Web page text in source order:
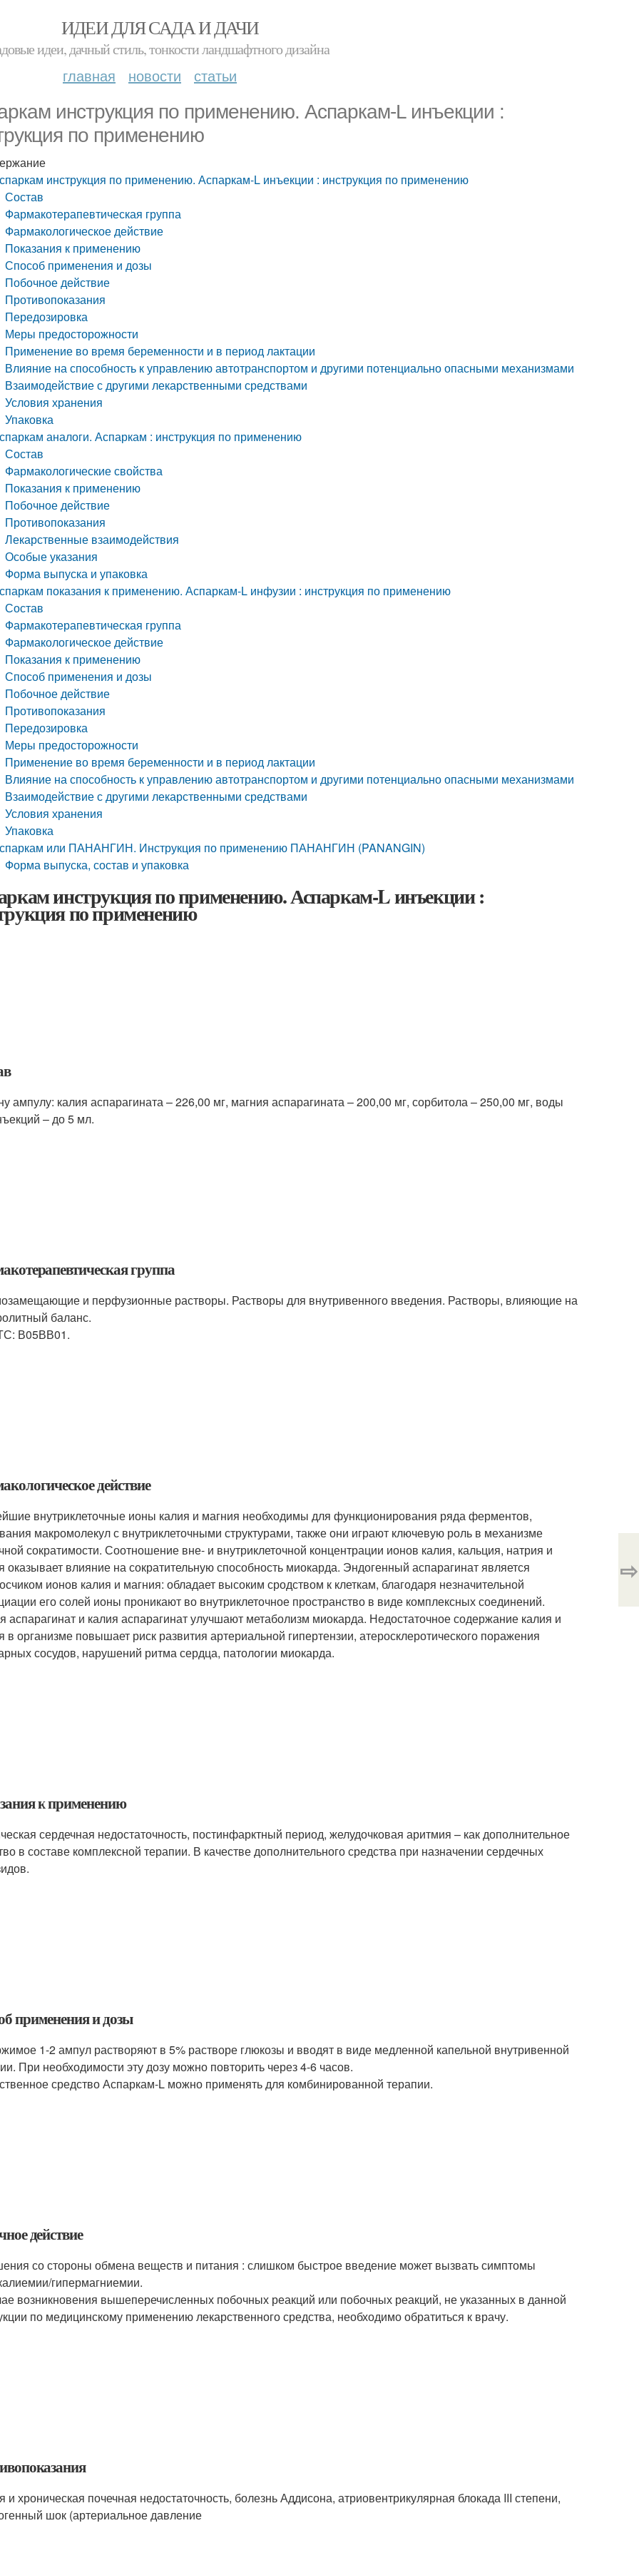
ИДЕИ ДЛЯ САДА И ДАЧИ
идеи, дачный стиль, тонкости ландшафтного дизайна
главная новости статьи
инструкция по применению. Аспаркам-L инъекции :
по применению
инструкция по применению. Аспаркам-L инъекции : инструкция по применению
Состав
Фармакотерапевтическая группа
Фармакологическое действие
Показания к применению
Способ применения и дозы
Побочное действие
Противопоказания
Передозировка
Меры предосторожности
Применение во время беременности и в период лактации
Влияние на способность к управлению автотранспортом и другими потенциально опасными механизмами
Взаимодействие с другими лекарственными средствами
Условия хранения
Упаковка
аналоги. Аспаркам : инструкция по применению
Состав
Фармакологические свойства
Показания к применению
Побочное действие
Противопоказания
Лекарственные взаимодействия
Особые указания
Форма выпуска и упаковка
показания к применению. Аспаркам-L инфузии : инструкция по применению
Состав
Фармакотерапевтическая группа
Фармакологическое действие
Показания к применению
Способ применения и дозы
Побочное действие
Противопоказания
Передозировка
Меры предосторожности
Применение во время беременности и в период лактации
Влияние на способность к управлению автотранспортом и другими потенциально опасными механизмами
Взаимодействие с другими лекарственными средствами
Условия хранения
Упаковка
или ПАНАНГИН. Инструкция по применению ПАНАНГИН (PANANGIN)
Форма выпуска, состав и упаковка
инструкция по применению. Аспаркам-L инъекции :
по применению
ампулу: калия аспарагината – 226,00 мг, магния аспарагината – 200,00 мг, сорбитола – 250,00 мг, воды
– до 5 мл.
группа
и перфузионные растворы. Растворы для внутривенного введения. Растворы, влияющие на
баланс.
В05ВВ01.
действие
внутриклеточные ионы калия и магния необходимы для функционирования ряда ферментов,
макромолекул с внутриклеточными структурами, также они играют ключевую роль в механизме
сократимости. Соотношение вне- и внутриклеточной концентрации ионов калия, кальция, натрия и
оказывает влияние на сократительную способность миокарда. Эндогенный аспарагинат является
ионов калия и магния: обладает высоким сродством к клеткам, благодаря незначительной
его солей ионы проникают во внутриклеточное пространство в виде комплексных соединений.
аспарагинат и калия аспарагинат улучшают метаболизм миокарда. Недостаточное содержание калия и
в организме повышает риск развития артериальной гипертензии, атеросклеротического поражения
сосудов, нарушений ритма сердца, патологии миокарда.
к применению
сердечная недостаточность, постинфарктный период, желудочковая аритмия – как дополнительное
в составе комплексной терапии. В качестве дополнительного средства при назначении сердечных
применения и дозы
1-2 ампул растворяют в 5% растворе глюкозы и вводят в виде медленной капельной внутривенной
При необходимости эту дозу можно повторить через 4-6 часов.
средство Аспаркам-L можно применять для комбинированной терапии.
действие
со стороны обмена веществ и питания : слишком быстрое введение может вызвать симптомы
гипермагниемии.
возникновения вышеперечисленных побочных реакций или побочных реакций, не указанных в данной
по медицинскому применению лекарственного средства, необходимо обратиться к врачу.
и хроническая почечная недостаточность, болезнь Аддисона, атриовентрикулярная блокада III степени,
шок (артериальное давление
⇨